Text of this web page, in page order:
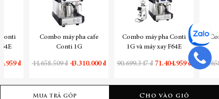
Cho vào giỏ
Mua trả góp
₫
Combo máy pha cafe
Conti 1G
44.658.509 ₫ 43.310.000 ₫
Combo máy pha Conti
1G và máy xay F64E
90.699.347 ₫ 71.404.959 ₫